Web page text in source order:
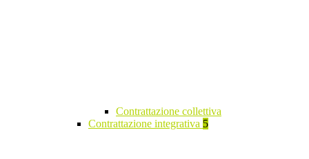
Contrattazione collettiva
Contrattazione integrativa 5